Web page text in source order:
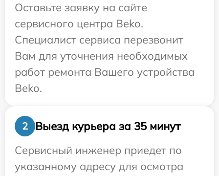
Оставьте заявку на сайте
сервисного центра Beko.
Специалист сервиса перезвонит
Вам для уточнения необходимых
работ ремонта Вашего устройства
Beko.
2
Выезд курьера за 35 минут
Сервисный инженер приедет по
указанному адресу для осмотра